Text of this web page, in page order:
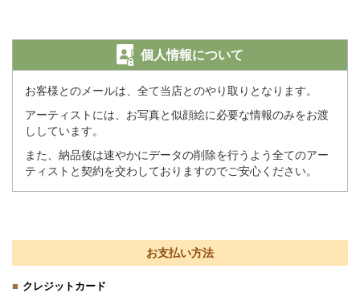
個人情報について
お客様とのメールは、全て当店とのやり取りとなります。
アーティストには、お写真と似顔絵に必要な情報のみをお渡
ししています。
また、納品後は速やかにデータの削除を行うよう全てのアー
ティストと契約を交わしておりますのでご安心ください。
お支払い方法
クレジットカード